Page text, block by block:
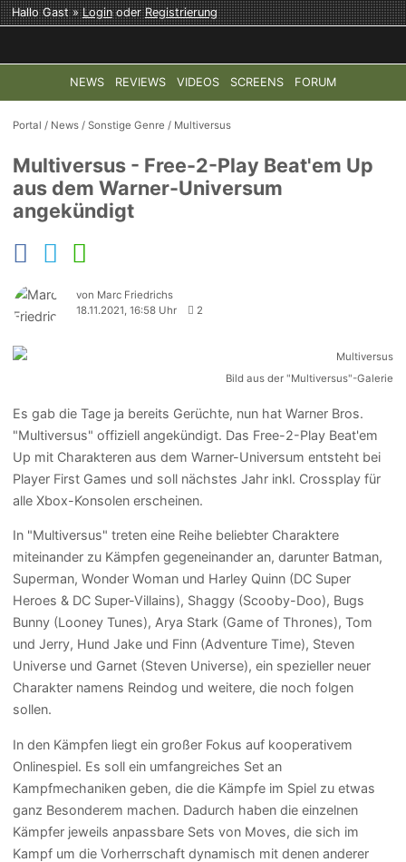
Hallo Gast »LoginoderRegistrierung
NEWS REVIEWS VIDEOS SCREENS FORUM
TOP-THEMEN: COD: MODERN WARFARE 4 HALO:
Portal / News /Sonstige Genre / Multiversus
Multiversus - Free-2-Play Beat'em Up
aus dem Warner-Universum
angekündigt
von Marc Friedrichs
18.11.2021, 16:58 Uhr
2
Bild aus der "Multiversus"-Galerie
Es gab die Tage ja bereits Gerüchte, nun hat Warner Bros.
"Multiversus" offiziell angekündigt. Das Free-2-Play Beat'em
Up mit Charakteren aus dem Warner-Universum entsteht bei
Player First Games und soll nächstes Jahr inkl. Crossplay für
alle Xbox-Konsolen erscheinen.
In "Multiversus" treten eine Reihe beliebter Charaktere
miteinander zu Kämpfen gegeneinander an, darunter Batman,
Superman, Wonder Woman und Harley Quinn (DC Super
Heroes & DC Super-Villains), Shaggy (Scooby-Doo), Bugs
Bunny (Looney Tunes), Arya Stark (Game of Thrones), Tom
und Jerry, Hund Jake und Finn (Adventure Time), Steven
Universe und Garnet (Steven Universe), ein spezieller neuer
Charakter namens Reindog und weitere, die noch folgen
sollen.
In den Kämpfen liegt ein großer Fokus auf kooperativem
Onlinespiel. Es soll ein umfangreiches Set an
Kampfmechaniken geben, die die Kämpfe im Spiel zu etwas
ganz Besonderem machen. Dadurch haben die einzelnen
Kämpfer jeweils anpassbare Sets von Moves, die sich im
Kampf um die Vorherrschaft dynamisch mit denen anderer